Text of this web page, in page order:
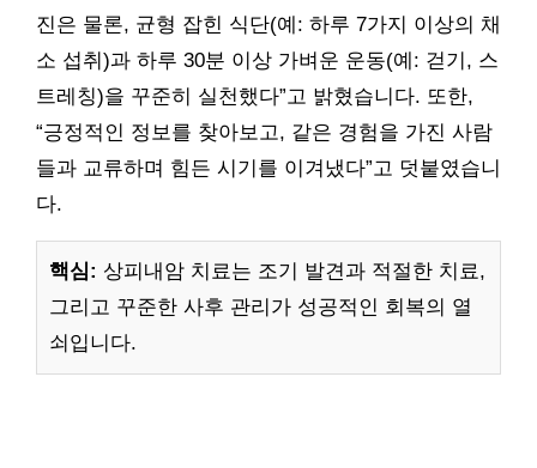
진은 물론, 균형 잡힌 식단(예: 하루 7가지 이상의 채
소 섭취)과 하루 30분 이상 가벼운 운동(예: 걷기, 스
트레칭)을 꾸준히 실천했다”고 밝혔습니다. 또한,
“긍정적인 정보를 찾아보고, 같은 경험을 가진 사람
들과 교류하며 힘든 시기를 이겨냈다”고 덧붙였습니
다.
핵심: 상피내암 치료는 조기 발견과 적절한 치료,
그리고 꾸준한 사후 관리가 성공적인 회복의 열
쇠입니다.